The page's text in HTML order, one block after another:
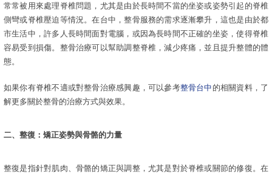
常常被用來處理脊椎問題，尤其是由於長時間不當的坐姿或姿勢引起的脊椎
側彎或脊椎壓迫等情況。在台中，整骨服務的需求逐漸攀升，這也是由於都
市生活中，許多人長時間面對電腦，或因為長時間不正確的坐姿，使得脊椎
容易受到損傷。整骨治療可以幫助調整脊椎，減少疼痛，並且提升整體的體
態。
如果你有脊椎不適或對整骨治療感興趣，可以參考整骨台中 的相關資料，了
解更多關於整骨的治療方式與效果。
二、整復：矯正姿勢與骨骼的力量
整復是指針對肌肉、骨骼的矯正與調整，尤其是對於脊椎或關節的修復。在